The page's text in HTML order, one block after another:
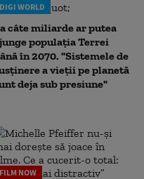
DIGI WORLD
câte miliarde ar putea
populația Terrei
în 2070. "Sistemele de
a vieții pe planetă
deja sub presiune"
FILM NOW